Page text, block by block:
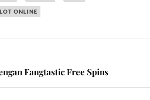
ONLINE
Fangtastic Free Spins